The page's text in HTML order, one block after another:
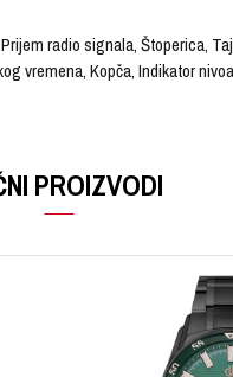
radio signala, Štoperica,
vremena, Kopča, Indikator
Muški
Kaučuk
PROIZVODI